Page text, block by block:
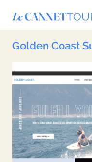
Golden Coast